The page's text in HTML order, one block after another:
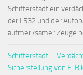
Schifferstadt ein
der L532 und der
aufmerksamer Zeuge
Schifferstadt –
Sicherstellung von E-